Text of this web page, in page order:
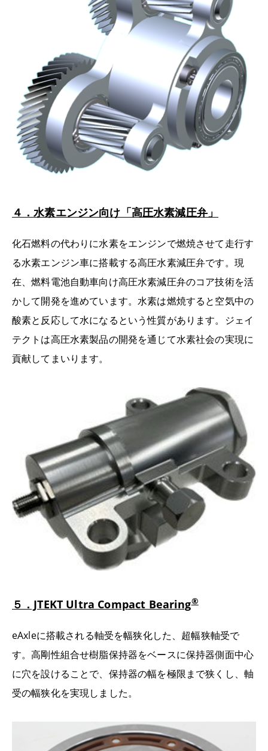
４．水素エンジン向け「高圧水素減圧弁」
化石燃料の代わりに水素をエンジンで燃焼させて走行す
る水素エンジン車に搭載する高圧水素減圧弁です。現
在、燃料電池自動車向け高圧水素減圧弁のコア技術を活
かして開発を進めています。水素は燃焼すると空気中の
酸素と反応して水になるという性質があります。ジェイ
テクトは高圧水素製品の開発を通じて水素社会の実現に
貢献してまいります。
５．JTEKT Ultra Compact Bearing®
eAxleに搭載される軸受を幅狭化した、超幅狭軸受で
す。高剛性組合せ樹脂保持器をベースに保持器側面中心
に穴を設けることで、保持器の幅を極限まで狭くし、軸
受の幅狭化を実現しました。